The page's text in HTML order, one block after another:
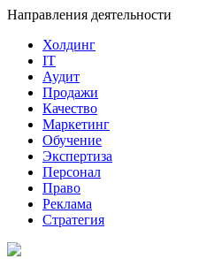
Направления деятельности
Холдинг
IT
Аудит
Продажи
Качество
Маркетинг
Обучение
Экспертиза
Персонал
Право
Реклама
Стратегия